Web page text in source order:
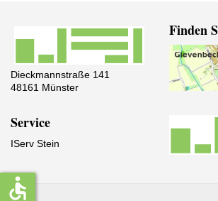
Dieckmannstraße 141
48161 Münster
Finden
Service
IServ Stein
accessible